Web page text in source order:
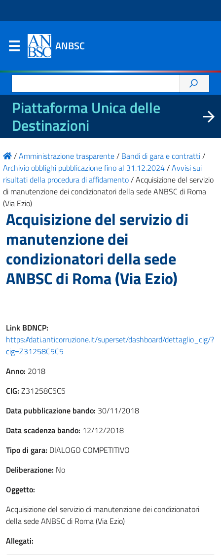
ANBSC
per:
Piattaforma Unica delle
Destinazioni
/Amministrazione trasparente/ Bandi di gara e contratti/
Archivio obblighi pubblicazione fino al 31.12.2024/Avvisi sui
risultati della procedura di affidamento/Acquisizione del servizio
di manutenzione dei condizionatori della sede ANBSC di Roma
(Via Ezio)
Acquisizione del servizio di
manutenzione dei
condizionatori della sede
ANBSC di Roma (Via Ezio)
Link BDNCP:
https://dati.anticorruzione.it/superset/dashboard/dettaglio_cig/?
cig=Z31258C5C5
Anno: 2018
CIG: Z31258C5C5
Data pubblicazione bando: 30/11/2018
Data scadenza bando: 12/12/2018
Tipo di gara: DIALOGO COMPETITIVO
Deliberazione: No
Oggetto:
Acquisizione del servizio di manutenzione dei condizionatori
della sede ANBSC di Roma (Via Ezio)
Allegati: